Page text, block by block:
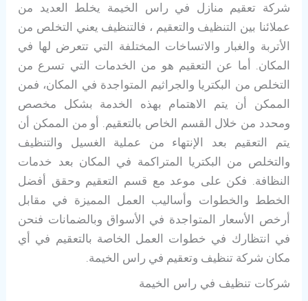
شركة تعقيم منازل في راس الخيمة يخلط العديد من
عملائنا بين التنظيف والتعقيم ، فالتنظيف يعني التخلص من
الأتربة والغبار والاتساخات المختلفة التي تتعرض لها في
المكان. أما عن التعقيم هو من الخدمات التي تسرع من
التخلص من البكتريا والجراثيم المتواجدة في المكان، فمن
الممكن أن يتم الاهتمام بهذه الخدمة بشكل مخصص
ومحدد من خلال القسم الخاص بالتعقيم. أو من الممكن أن
يتم التعقيم بعد الإنتهاء من عملية الغسيل والتنظيف
والتخلص من البكتريا المتراكمة في المكان بعد خدمات
النظافة. فكن على موعد مع قسم التعقيم وحقق أفضل
الخطط والخطوات وأساليب العمل المميزة في مقابل
أرخص الأسعار المتواجدة في الأسواق وبالضمانات فنحن
في انتظارك في خطوات العمل الخاصة بالتعقيم في أي
مكان شركة تنظيف وتعقيم في راس الخيمة.
شركات تنظيف في راس الخيمة